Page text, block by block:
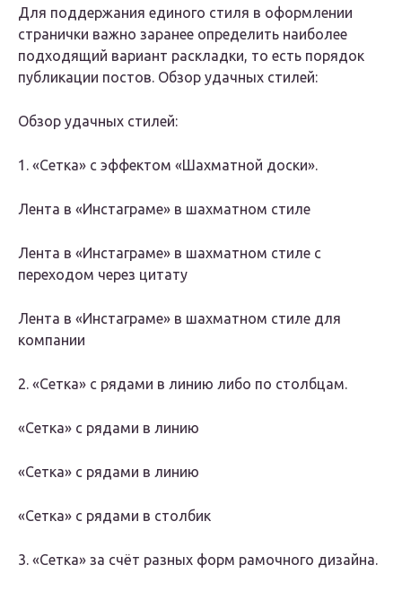
Для поддержания единого стиля в оформлении
странички важно заранее определить наиболее
подходящий вариант раскладки, то есть порядок
публикации постов. Обзор удачных стилей:
Обзор удачных стилей:
1. «Сетка» с эффектом «Шахматной доски».
Лента в «Инстаграме» в шахматном стиле
Лента в «Инстаграме» в шахматном стиле с
переходом через цитату
Лента в «Инстаграме» в шахматном стиле для
компании
2. «Сетка» с рядами в линию либо по столбцам.
«Сетка» с рядами в линию
«Сетка» с рядами в линию
«Сетка» с рядами в столбик
3. «Сетка» за счёт разных форм рамочного дизайна.